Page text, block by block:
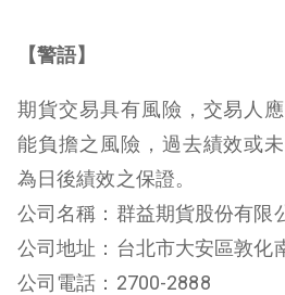
【警語】
期貨交易具有風險，交易人
能負擔之風險，過去績效或
為日後績效之保證。
公司名稱：群益期貨股份有限
公司地址：台北市大安區敦化
公司電話：2700-2888